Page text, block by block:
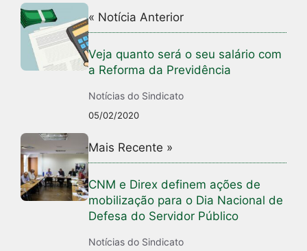
« Notícia Anterior
Veja quanto será o seu salário com
a Reforma da Previdência
Notícias do Sindicato
05/02/2020
Mais Recente »
CNM e Direx definem ações de
mobilização para o Dia Nacional de
Defesa do Servidor Público
Notícias do Sindicato